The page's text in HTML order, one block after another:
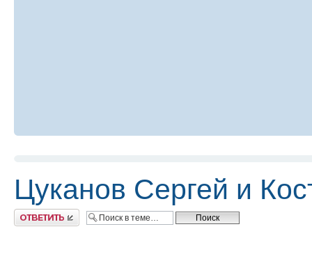
Цуканов Сергей и
Ответить